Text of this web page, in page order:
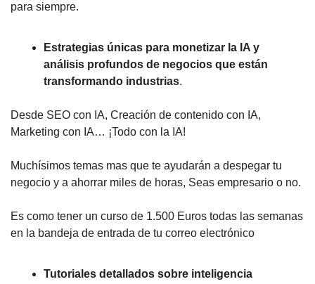
para siempre.
Estrategias únicas para monetizar la IA y
análisis profundos de negocios que están
transformando industrias.
Desde SEO con IA, Creación de contenido con IA,
Marketing con IA… ¡Todo con la IA!
Muchísimos temas mas que te ayudarán a despegar tu
negocio y a ahorrar miles de horas, Seas empresario o no.
Es como tener un curso de 1.500 Euros todas las semanas
en la bandeja de entrada de tu correo electrónico
Tutoriales detallados sobre inteligencia